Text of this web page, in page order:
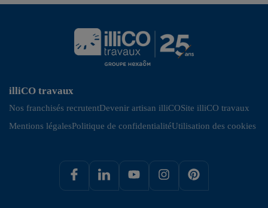
illiCO travaux
Nos franchisés recrutentDevenir artisan illiCOSite illiCO travaux
Mentions légalesPolitique de confidentialitéUtilisation des cookies